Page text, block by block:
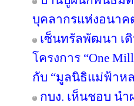
บุคลากรแห่งอนาค
เซ็นทรัลพัฒนา เ
โครงการ “One
กับ “มูลนิธิแม่ฟ้าห
กบง. เห็นชอบ น